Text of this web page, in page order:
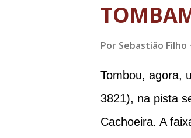
Por Sebastião Filho
Tombou, agora,
3821), na pista
Cachoeira. A